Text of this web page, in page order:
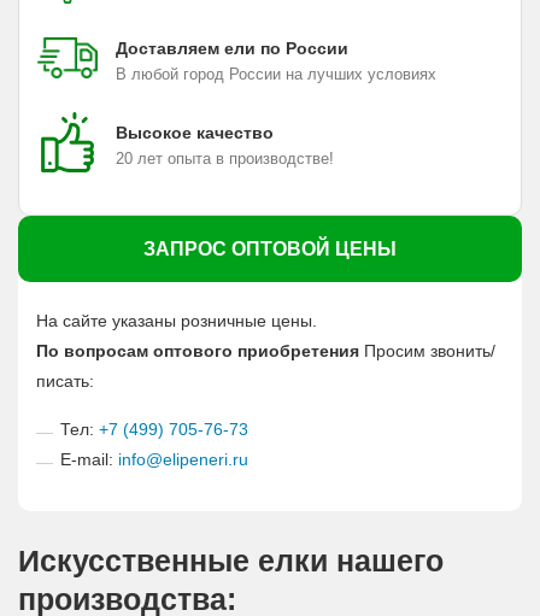
Доставляем ели по России
В любой город России на лучших условиях
Высокое качество
20 лет опыта в производстве!
ЗАПРОС ОПТОВОЙ ЦЕНЫ
На сайте указаны розничные цены.
По вопросам оптового приобретения Просим звонить/
писать:
Тел: +7 (499) 705-76-73
E-mail: info@elipeneri.ru
Искусственные елки нашего
производства: